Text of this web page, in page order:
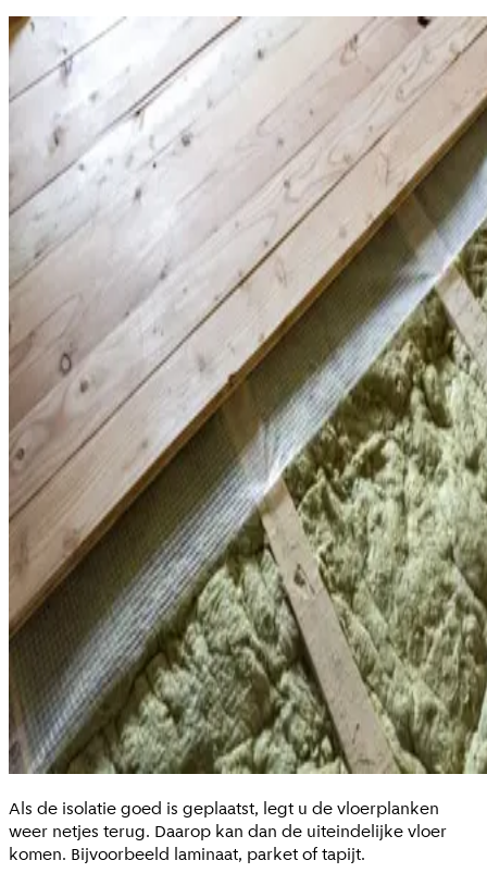
Als de isolatie goed is geplaatst, legt u de vloerplanken
weer netjes terug. Daarop kan dan de uiteindelijke vloer
komen. Bijvoorbeeld laminaat, parket of tapijt.